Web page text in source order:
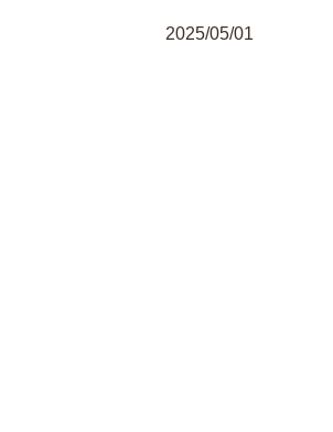
2025/05/01